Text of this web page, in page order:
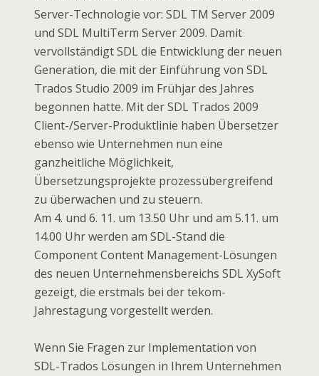
Server-Technologie vor: SDL TM Server 2009
und SDL MultiTerm Server 2009. Damit
vervollständigt SDL die Entwicklung der neuen
Generation, die mit der Einführung von SDL
Trados Studio 2009 im Frühjar des Jahres
begonnen hatte. Mit der SDL Trados 2009
Client-/Server-Produktlinie haben Übersetzer
ebenso wie Unternehmen nun eine
ganzheitliche Möglichkeit,
Übersetzungsprojekte prozessübergreifend
zu überwachen und zu steuern.
Am 4. und 6. 11. um 13.50 Uhr und am 5.11. um
14.00 Uhr werden am SDL-Stand die
Component Content Management-Lösungen
des neuen Unternehmensbereichs SDL XySoft
gezeigt, die erstmals bei der tekom-
Jahrestagung vorgestellt werden.
Wenn Sie Fragen zur Implementation von
SDL-Trados Lösungen in Ihrem Unternehmen